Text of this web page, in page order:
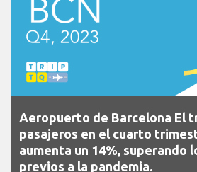
Aeropuerto de Barcelona El
pasajeros en el cuarto
aumenta un 14%, superando
previos a la pandemia.